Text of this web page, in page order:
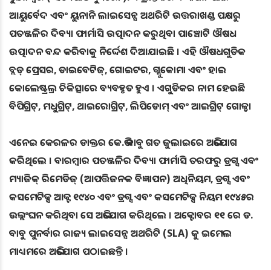
ଆୟୁର୍ବେଦ ଏବଂ ୟୁନାନି ଲାଇସେନ୍ସ ଅଥରିଟି ଉତ୍ତରାଖଣ୍ଡ ପକ୍ଷରୁ
ପତଞ୍ଜଳିର ଦିବ୍ୟା ଫାର୍ମାସି ଉତ୍ପାଦନ କରୁଥିବା ପାଞ୍ଚୋଟି ଔଷଧ
ଉତ୍ପାଦନ ବନ୍ଦ କରିବାକୁ ନିର୍ଦ୍ଦେଶ ଦିଆଯାଇଛି । ଏହି ଔଷଧଗୁଡିକ
ବ୍ଲଡ୍ ପ୍ରେସର, ଡାଇବେଟିଜ୍, ଗୋଇଟର, ଗ୍ଲୁକୋମା ଏବଂ ହାଇ
କୋଲେଷ୍ଟ୍ରଲ୍ର ଚିକିତ୍ସାରେ ବ୍ୟବହୃତ ହୁଏ । ଏଗୁଡିକର ନାମ ହେଉଛି
ବିପିଗ୍ରିଟ୍, ମଧୁଗ୍ରିଟ୍, ଥାଇରୋଗ୍ରିଟ୍, ଲିପିଡୋମ୍ ଏବଂ ଆଇଗ୍ରିଟ୍ ଗୋଳ୍ଡ।
ଏନେଇ କେରଳର ଡାକ୍ତର କେ.ଭି ବାବୁ ଗତ ଜୁଲାଇରେ ଅଭିଯୋଗ
କରିଥିଲେ । ବାରମ୍ବାର ପତଞ୍ଜଳିର ଦିବ୍ୟା ଫାର୍ମାସି ତରଫରୁ ଡ୍ରଗ୍ସ ଏବଂ
ମ୍ୟାଜିକ୍ ରିମେଡିଜ୍ (ଆପତ୍ତିଜନକ ବିଜ୍ଞାପନ) ଅଧିନିୟମ, ଡ୍ରଗ୍ସ ଏବଂ
କସମେଟିକ୍ସ ଆକ୍ଟ ୧୯୪୦ ଏବଂ ଡ୍ରଗ୍ସ ଏବଂ କସମେଟିକ୍ସ ନିୟମ ୧୯୪୫ର
ଉଲ୍ଲଂଘନ କରିଥିବା ସେ ଅଭିଯୋଗ କରିଥିଲେ । ଅକ୍ଟୋବର ୧୧ ରେ ଡ.
ବାବୁ ପୁନର୍ବାର ରାଜ୍ୟ ଲାଇସେନ୍ସ ଅଥରିଟି (SLA) କୁ ଇମେଲ
ମାଧ୍ୟମରେ ଅଭିଯୋଗ ପଠାଇଛନ୍ତି ।